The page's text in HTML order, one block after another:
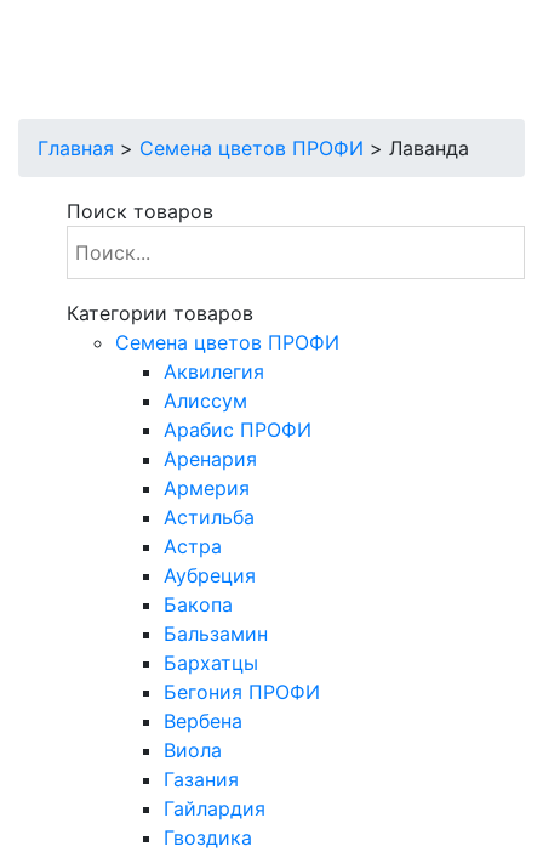
Главная > Cемена цветов ПРОФИ > Лаванда
Поиск товаров
Категории товаров
Cемена цветов ПРОФИ
Аквилегия
Алиссум
Арабис ПРОФИ
Аренария
Армерия
Астильба
Астра
Аубреция
Бакопа
Бальзамин
Бархатцы
Бегония ПРОФИ
Вербена
Виола
Газания
Гайлардия
Гвоздика